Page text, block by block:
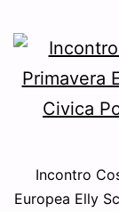
Incontro
Europea Elly